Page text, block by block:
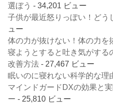
選ぼう - 34,201 ビュー
子供が最近怒りっぽい！どう
ュー
体の力が抜けない！体の力を
寝ようとすると吐き気がする
改善方法 - 27,467 ビュー
眠いのに寝れない科学的な理
マインドガードDXの効果と
ー - 25,810 ビュー